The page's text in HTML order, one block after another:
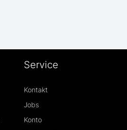
Service
Kontakt
Jobs
Konto